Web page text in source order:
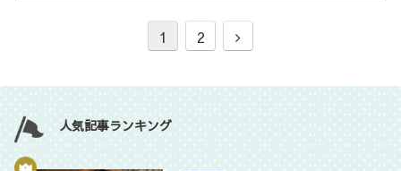
1 2
人気記事ランキング